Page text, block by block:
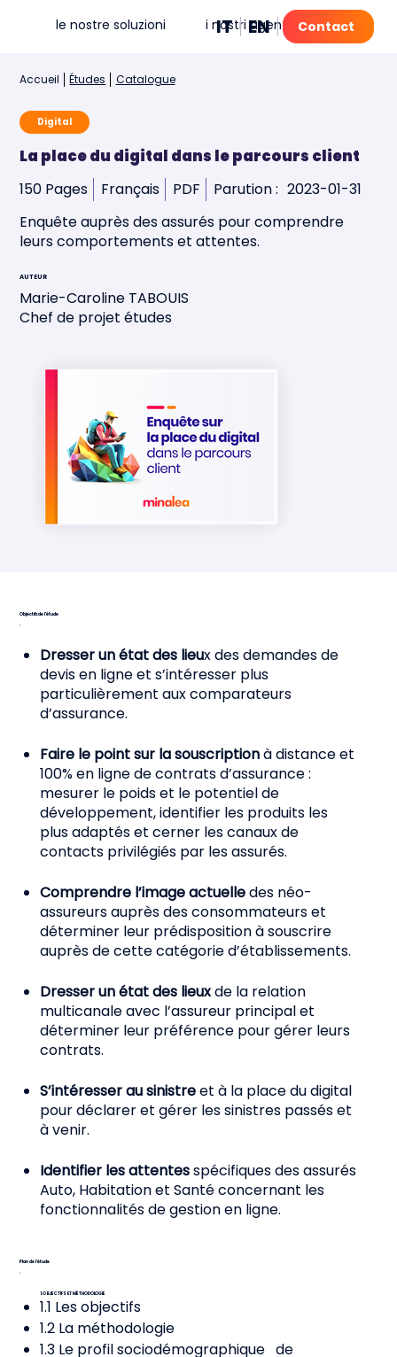
le nostre soluzioni i nostri agenti IA mia
IT EN FR PT
Contact
Digital
La place du digital dans le parcours client
150 Pages
Français PDF Parution : 2023-01-31
Enquête auprès des assurés pour comprendre
leurs comportements et attentes.
AUTEUR
Marie-Caroline TABOUIS
Chef de projet études
Accueil Études Catalogue
Dresser un état des lieux des demandes de
devis en ligne et s’intéresser plus
particulièrement aux comparateurs
d’assurance.
Faire le point sur la souscriptionà distance et
100% en ligne de contrats d’assurance :
mesurer le poids et le potentiel de
développement, identifier les produits les
plus adaptés et cerner les canaux de
contacts privilégiés par les assurés.
Comprendre l’image actuelledes néo-
assureurs auprès des consommateurs et
déterminer leur prédisposition à souscrire
auprès de cette catégorie d’établissements.
Dresser un état des lieuxde la relation
multicanale avec l’assureur principal et
déterminer leur préférence pour gérer leurs
contrats.
S’intéresser au sinistreet à la place du digital
pour déclarer et gérer les sinistres passés et
à venir.
Identifier les attentesspécifiques des assurés
Auto, Habitation et Santé concernant les
fonctionnalités de gestion en ligne.
Objectifs de l'étude
1. OBJECTIFS ET MÉTHODOLOGIE
1.1 Les objectifs
1.2 La méthodologie
1.3 Le profil sociodémographique de
Plan de l’étude